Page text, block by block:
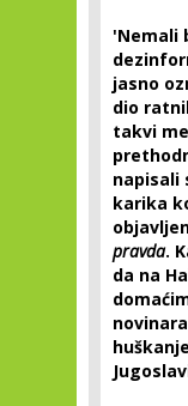
'Nemali
jasno
dio
takvi
napisali
karika
pravda.
da na